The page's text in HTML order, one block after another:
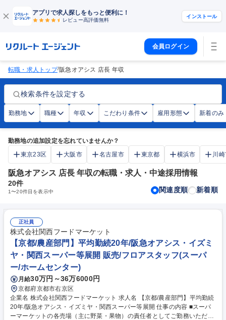
アプリで求人探しをもっと便利に！
レビュー高評価無料
インストール
会員ログイン
転職・求人トップ/阪急オアシス 店長 年収
検索条件を設定する
勤務地 職種 年収 こだわり条件 雇用形態 新着のみ
勤務地の追加設定を忘れていませんか？
東京23区
大阪市 名古屋市 東京都 横浜市 川
阪急オアシス 店長 年収の転職・求人・中途採用情報
20件
1〜20件目を表示中 関連度順 新着順
正社員
株式会社関西フードマーケット
【京都/農産部門】平均勤続20年/阪急オアシス・イズミ
ヤ・関西スーパー等展開 販売/フロアスタッフ(スーパ
ー/ホームセンター)
月給30万円～36万6000円
京都府京都市右京区
企業名 株式会社関西フードマーケット 求人名 【京都/農産部門】平均勤続
20年/阪急オアシス・イズミヤ・関西スーパー等展開 仕事の内容 ■スーパ
ーマーケットの各売場（主に野菜・果物）の責任者としてご勤務いただき